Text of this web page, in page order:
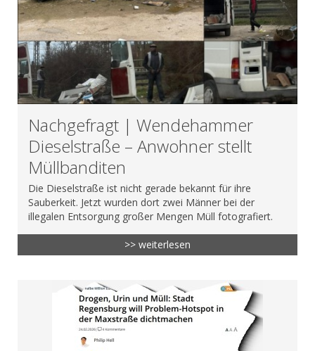
Nachgefragt | Wendehammer
Dieselstraße – Anwohner stellt
Müllbanditen
Die Dieselstraße ist nicht gerade bekannt für ihre
Sauberkeit. Jetzt wurden dort zwei Männer bei der
illegalen Entsorgung großer Mengen Müll fotografiert.
>> weiterlesen